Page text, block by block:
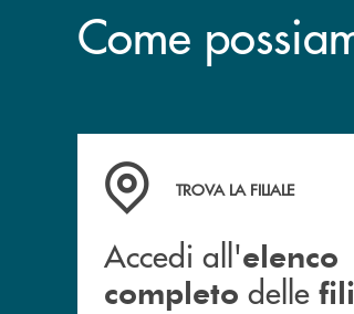
Come
Accedi all' elenco completo
TROVA LA FILIALE
Accedi all'elenco
completo delle